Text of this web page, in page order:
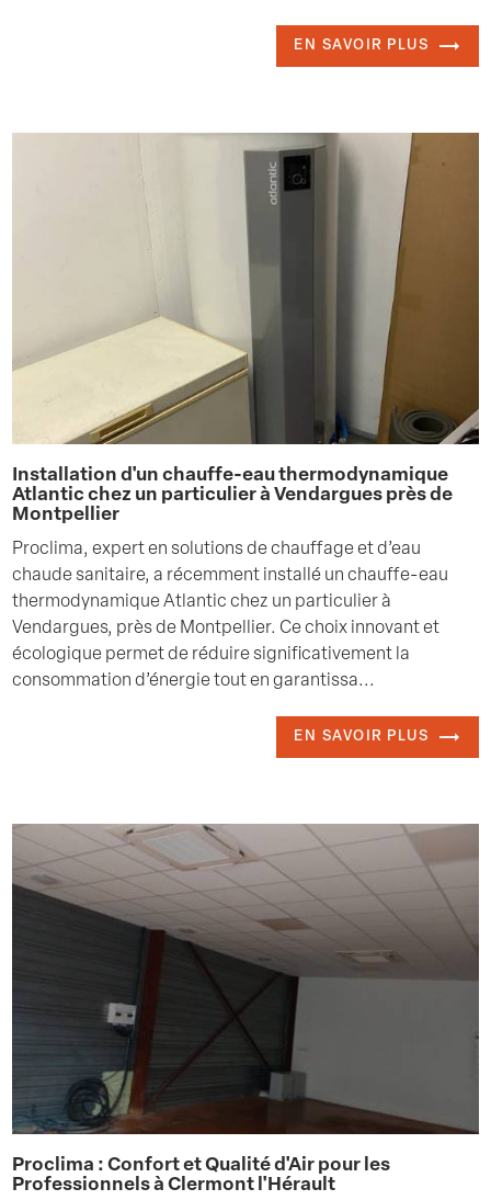
EN SAVOIR PLUS
Installation d'un chauffe-eau thermodynamique
Atlantic chez un particulier à Vendargues près de
Montpellier
Proclima, expert en solutions de chauffage et d’eau
chaude sanitaire, a récemment installé un chauffe-eau
thermodynamique Atlantic chez un particulier à
Vendargues, près de Montpellier. Ce choix innovant et
écologique permet de réduire significativement la
consommation d’énergie tout en garantissa...
EN SAVOIR PLUS
Proclima : Confort et Qualité d'Air pour les
Professionnels à Clermont l'Hérault